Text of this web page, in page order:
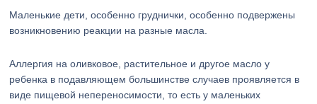
Маленькие дети, особенно груднички, особенно подвержены
возникновению реакции на разные масла.
Аллергия на оливковое, растительное и другое масло у
ребенка в подавляющем большинстве случаев проявляется в
виде пищевой непереносимости, то есть у маленьких